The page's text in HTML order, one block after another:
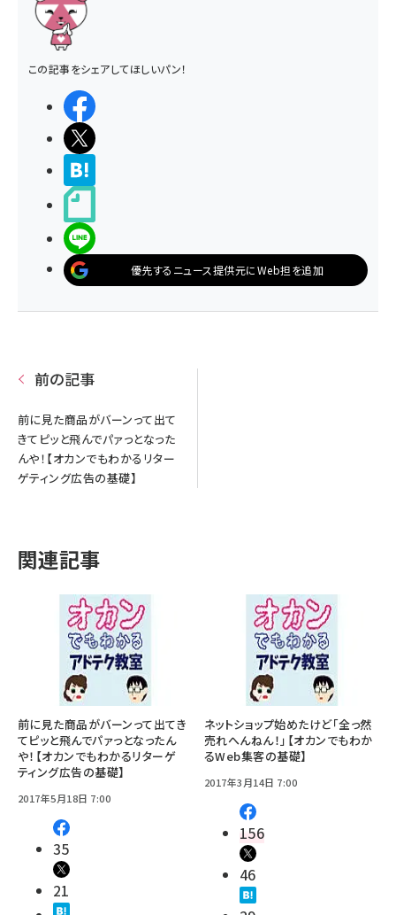
この記事をシェアしてほしいパン！
優先するニュース提供元にWeb担を追加
前の記事
前に見た商品がバーンって出て
きてピッと飛んでパァっとなった
んや！【オカンでもわかるリター
ゲティング広告の基礎】
関連記事
前に見た商品がバーンって出てき
てピッと飛んでパァっとなったん
や！【オカンでもわかるリターゲ
ティング広告の基礎】
2017年5月18日 7:00
35
21
ネットショップ始めたけど「全っ然
売れへんねん！」【オカンでもわか
るWeb集客の基礎】
2017年3月14日 7:00
156
46